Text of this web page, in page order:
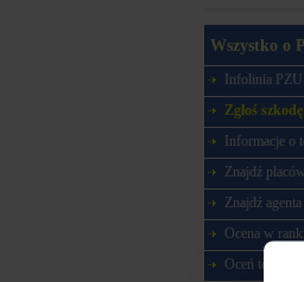
Wszystko o
Infolinia
Zgłoś szkodę
Informacje o
Znajdź
Znajdź agenta
Ocena w
Oceń